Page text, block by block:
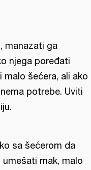
manazati ga
njega poređati
šećera, ali ako
potrebe. Uviti
sa šećerom da
mak, malo